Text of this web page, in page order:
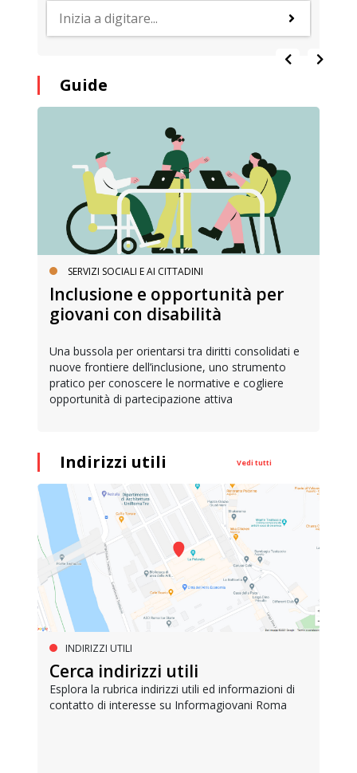
Guide
SERVIZI SOCIALI E AI CITTADINI
Inclusione e opportunità per
giovani con disabilità
Una bussola per orientarsi tra diritti consolidati e
nuove frontiere dell’inclusione, uno strumento
pratico per conoscere le normative e cogliere
opportunità di partecipazione attiva
Indirizzi utili Vedi tutti
INDIRIZZI UTILI
Cerca indirizzi utili
Esplora la rubrica indirizzi utili ed informazioni di
contatto di interesse su Informagiovani Roma